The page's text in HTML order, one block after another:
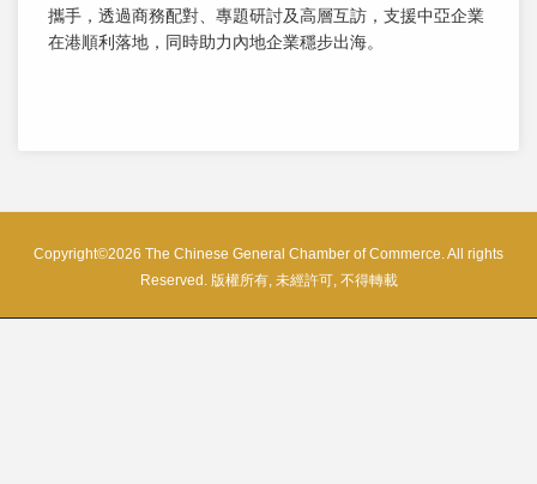
攜手，透過商務配對、專題研討及高層互訪，支援中亞企業
在港順利落地，同時助力內地企業穩步出海。
Copyright©2026 The Chinese General Chamber of Commerce. All rights
Reserved. 版權所有, 未經許可, 不得轉載